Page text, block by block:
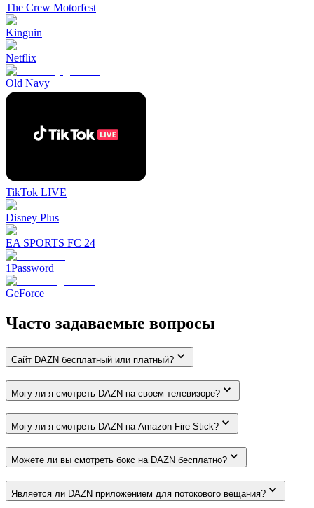
The Crew Motorfest
Kinguin
Netflix
Old Navy
TikTok LIVE
Disney Plus
EA SPORTS FC 24
1Password
GeForce
Часто задаваемые вопросы
Сайт DAZN бесплатный или платный?
Могу ли я смотреть DAZN на своем телевизоре?
Могу ли я смотреть DAZN на Amazon Fire Stick?
Можете ли вы смотреть бокс на DAZN бесплатно?
Является ли DAZN приложением для потокового вещания?